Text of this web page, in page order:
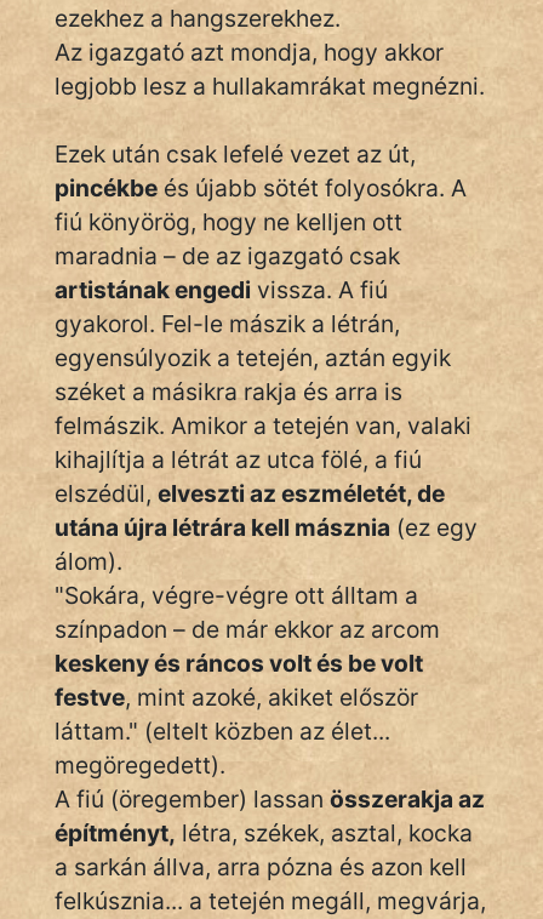
mikkamakka
vörös ördög
nagyöreg
NapHold
Név nélkül
pszichopati
szegény legény
Hoffer Botond
szemfüles
ezekhez a hangszerekhez.
Az igazgató azt mondja, hogy akkor
legjobb lesz a hullakamrákat megnézni.
Ezek után csak lefelé vezet az út,
pincékbe és újabb sötét folyosókra. A
fiú könyörög, hogy ne kelljen ott
maradnia – de az igazgató csak
artistának engedi vissza. A fiú
gyakorol. Fel-le mászik a létrán,
egyensúlyozik a tetején, aztán egyik
széket a másikra rakja és arra is
felmászik. Amikor a tetején van, valaki
kihajlítja a létrát az utca fölé, a fiú
elszédül, elveszti az eszméletét, de
utána újra létrára kell másznia (ez egy
álom).
"Sokára, végre-végre ott álltam a
színpadon – de már ekkor az arcom
keskeny és ráncos volt és be volt
festve, mint azoké, akiket először
láttam." (eltelt közben az élet...
megöregedett).
A fiú (öregember) lassan összerakja az
építményt, létra, székek, asztal, kocka
a sarkán állva, arra pózna és azon kell
felkúsznia... a tetején megáll, megvárja,